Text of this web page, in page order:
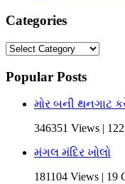
Categories
Categories
Popular Posts
મોર બની થનગાટ
346351 Views |
મંગલ મંદિર ખોલો
181104 Views | 19